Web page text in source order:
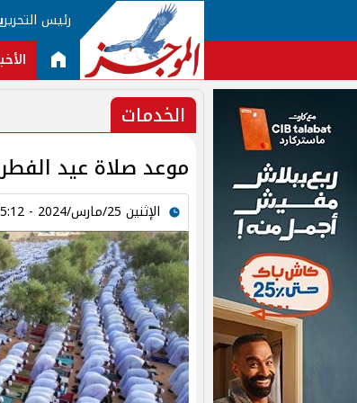
رئيس التحرير
الخدمات
موعد صلاة عيد الفطر 2024 في محافظات مصر
الإثنين 25/مارس/2024 - 05:12 م